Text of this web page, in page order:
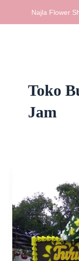
Najla Flower
Toko
Jam